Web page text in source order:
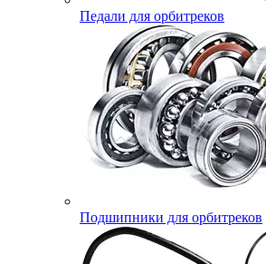
Педали для орбитреков
Подшипники для орбитреков